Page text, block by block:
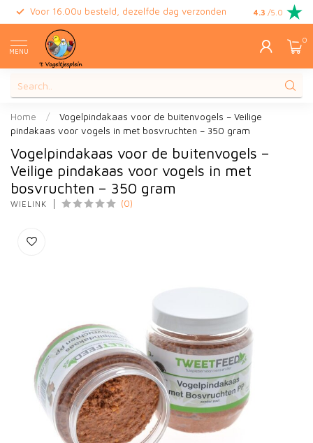
Voor 16.00u besteld, dezelfde dag verzonden Gratis
4.3 /5.0
MENU
0
Home /
Vogelpindakaas voor de buitenvogels – Veilige
pindakaas voor vogels in met bosvruchten – 350 gram
Vogelpindakaas voor de buitenvogels –
Veilige pindakaas voor vogels in met
bosvruchten – 350 gram
WIELINK (0)